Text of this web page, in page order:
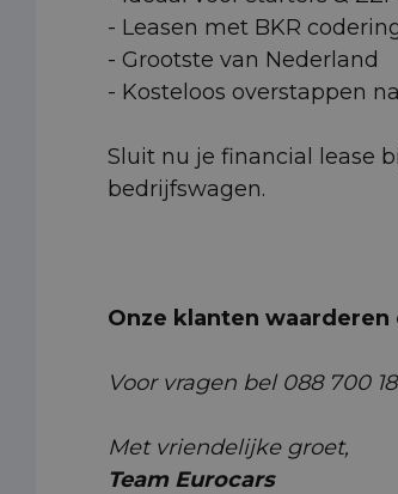
- Leasen met BKR
- Grootste van Nederland
- Kosteloos overstappen
Sluit nu je financial lease
bedrijfswagen.
Onze klanten waarderen
Voor vragen bel 088 700
Met vriendelijke groet,
Team Eurocars